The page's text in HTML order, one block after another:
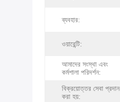
ব্যবহার:
ওয়ারেন্টি:
আমাদের সংস্থা এবং
কর্মশালা পরিদর্শন:
বিক্রয়োত্তর সেবা প্রদান
করা হয়: